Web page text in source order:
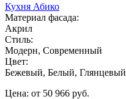
Кухня Абико
Материал фасада:
Акрил
Стиль:
Модерн, Современный
Цвет:
Бежевый, Белый, Глянцевый
Цена: от 50 966 руб.